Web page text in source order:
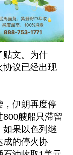
贴文。为什
协议已经出现
，伊朗再度停
艘船只滞留
如果以色列继
成的停火协